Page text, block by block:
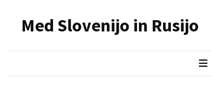
content
NAJNOVEJŠI
contentMed Slovenijo in Rusijo